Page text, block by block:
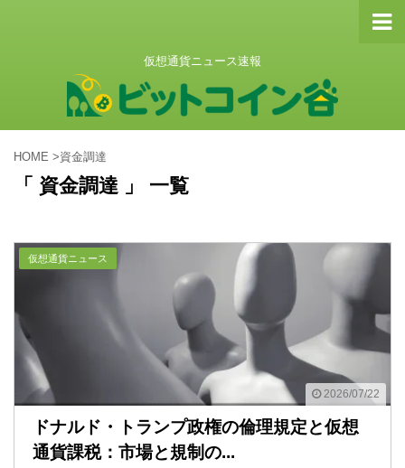
仮想通貨ニュース速報
HOME >資金調達
「 資金調達 」 一覧
2026/07/22
仮想通貨ニュース
ドナルド・トランプ政権の倫理規定と仮想
通貨課税：市場と規制の...